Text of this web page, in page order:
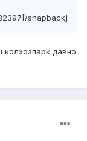
snapback]
давно